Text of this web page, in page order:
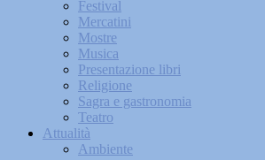
Festival
Mercatini
Mostre
Musica
Presentazione libri
Religione
Sagra e gastronomia
Teatro
Attualità
Ambiente